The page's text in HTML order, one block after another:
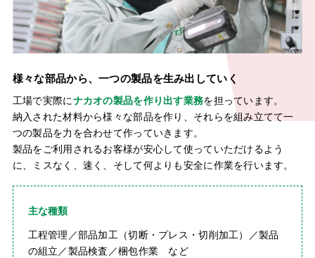
様々な部品から、一つの製品を生み出していく
工場で実際にナカオの製品を作り出す業務を担っています。
納入された材料から様々な部品を作り、それらを組み立てて一
つの製品を力を合わせて作っていきます。
製品をご利用されるお客様が安心して使っていただけるよう
に、ミスなく、速く、そして何よりも安全に作業を行います。
主な種類
工程管理／部品加工（切断・プレス・切削加工）／製品
の組立／製品検査／梱包作業 など